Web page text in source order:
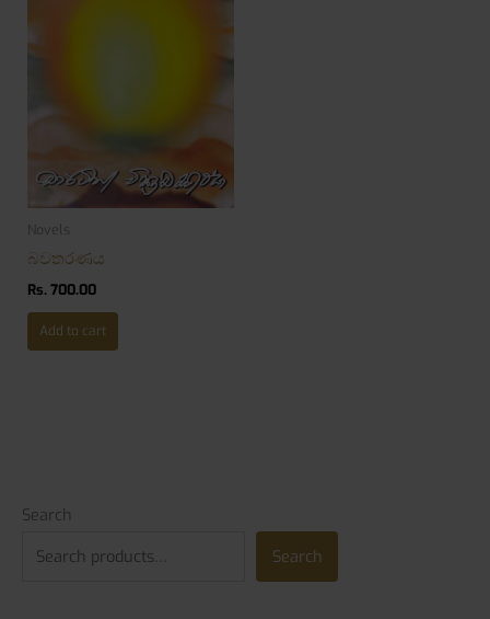
Search
Search
Novels
බවතරණය
Rs. 700.00
Add to cart